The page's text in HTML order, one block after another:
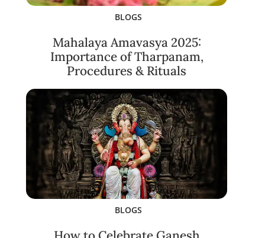
BLOGS
Mahalaya Amavasya 2025:
Importance of Tharpanam,
Procedures & Rituals
BLOGS